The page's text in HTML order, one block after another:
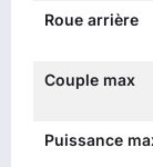
Roue arrière
Couple max
Puissance